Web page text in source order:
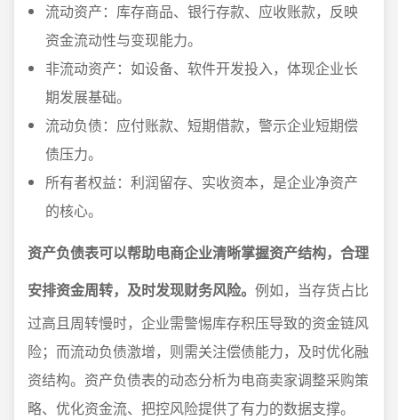
流动资产：库存商品、银行存款、应收账款，反映
资金流动性与变现能力。
非流动资产：如设备、软件开发投入，体现企业长
期发展基础。
流动负债：应付账款、短期借款，警示企业短期偿
债压力。
所有者权益：利润留存、实收资本，是企业净资产
的核心。
资产负债表可以帮助电商企业清晰掌握资产结构，合理
安排资金周转，及时发现财务风险。 例如，当存货占比
过高且周转慢时，企业需警惕库存积压导致的资金链风
险；而流动负债激增，则需关注偿债能力，及时优化融
资结构。资产负债表的动态分析为电商卖家调整采购策
略、优化资金流、把控风险提供了有力的数据支撑。